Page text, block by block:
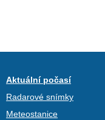
Aktuální počasí
Radarové snímky
Meteostanice